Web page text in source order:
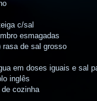
c/sal
esmagadas
rasa de sal grosso
em doses iguais e sal
inglês
cozinha